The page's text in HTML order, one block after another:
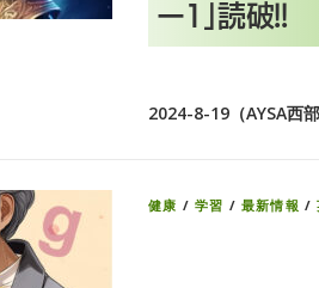
ー1」読破!!
2024-8-19（AYSA西
健康 /学習 /最新情報 /